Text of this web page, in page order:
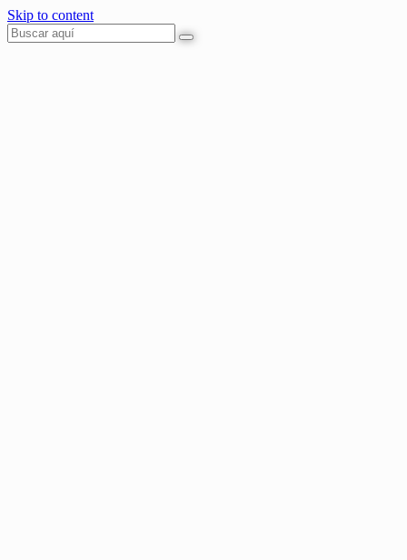
Skip to content